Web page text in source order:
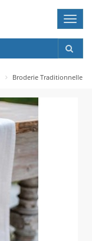
Broderie Traditionnelle